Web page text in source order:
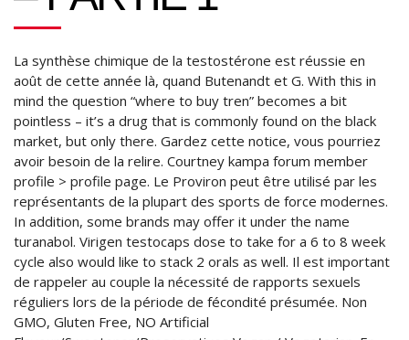
La synthèse chimique de la testostérone est réussie en
août de cette année là, quand Butenandt et G. With this in
mind the question “where to buy tren” becomes a bit
pointless – it’s a drug that is commonly found on the black
market, but only there. Gardez cette notice, vous pourriez
avoir besoin de la relire. Courtney kampa forum member
profile > profile page. Le Proviron peut être utilisé par les
représentants de la plupart des sports de force modernes.
In addition, some brands may offer it under the name
turanabol. Virigen testocaps dose to take for a 6 to 8 week
cycle also would like to stack 2 orals as well. Il est important
de rappeler au couple la nécessité de rapports sexuels
réguliers lors de la période de fécondité présumée. Non
GMO, Gluten Free, NO Artificial